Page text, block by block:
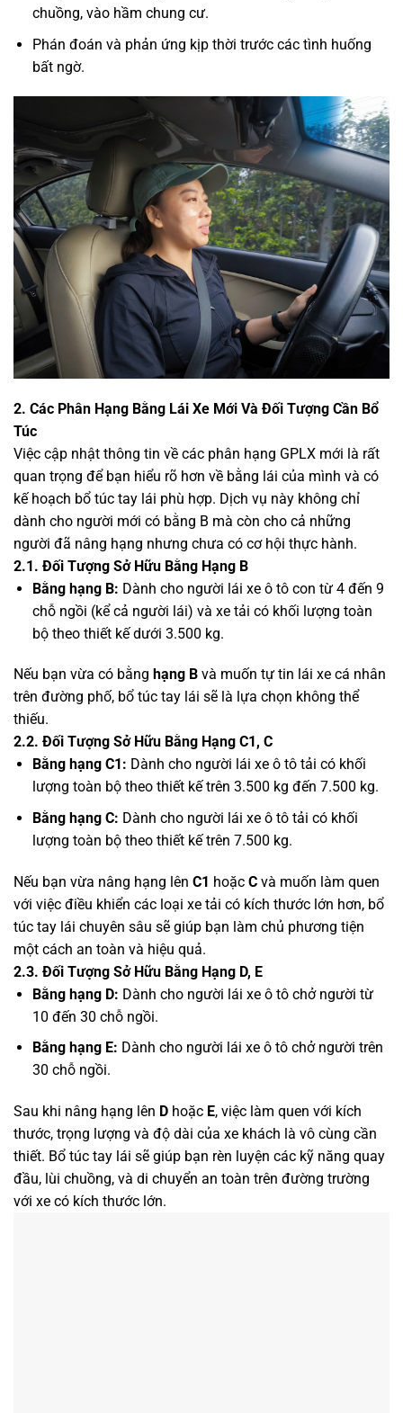
chuồng, vào hầm chung cư.
Phán đoán và phản ứng kịp thời trước các tình huống
bất ngờ.
2. Các Phân Hạng Bằng Lái Xe Mới Và Đối Tượng Cần Bổ
Túc
Việc cập nhật thông tin về các phân hạng GPLX mới là rất
quan trọng để bạn hiểu rõ hơn về bằng lái của mình và có
kế hoạch bổ túc tay lái phù hợp. Dịch vụ này không chỉ
dành cho người mới có bằng B mà còn cho cả những
người đã nâng hạng nhưng chưa có cơ hội thực hành.
2.1. Đối Tượng Sở Hữu Bằng Hạng B
Bằng hạng B: Dành cho người lái xe ô tô con từ 4 đến 9
chỗ ngồi (kể cả người lái) và xe tải có khối lượng toàn
bộ theo thiết kế dưới 3.500 kg.
Nếu bạn vừa có bằng hạng B và muốn tự tin lái xe cá nhân
trên đường phố, bổ túc tay lái sẽ là lựa chọn không thể
thiếu.
2.2. Đối Tượng Sở Hữu Bằng Hạng C1, C
Bằng hạng C1: Dành cho người lái xe ô tô tải có khối
lượng toàn bộ theo thiết kế trên 3.500 kg đến 7.500 kg.
Bằng hạng C: Dành cho người lái xe ô tô tải có khối
lượng toàn bộ theo thiết kế trên 7.500 kg.
Nếu bạn vừa nâng hạng lên C1 hoặc C và muốn làm quen
với việc điều khiển các loại xe tải có kích thước lớn hơn, bổ
túc tay lái chuyên sâu sẽ giúp bạn làm chủ phương tiện
một cách an toàn và hiệu quả.
2.3. Đối Tượng Sở Hữu Bằng Hạng D, E
Bằng hạng D: Dành cho người lái xe ô tô chở người từ
10 đến 30 chỗ ngồi.
Bằng hạng E: Dành cho người lái xe ô tô chở người trên
30 chỗ ngồi.
Sau khi nâng hạng lên D hoặc E, việc làm quen với kích
thước, trọng lượng và độ dài của xe khách là vô cùng cần
thiết. Bổ túc tay lái sẽ giúp bạn rèn luyện các kỹ năng quay
đầu, lùi chuồng, và di chuyển an toàn trên đường trường
với xe có kích thước lớn.